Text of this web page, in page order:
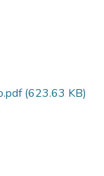
(623.63 KB)